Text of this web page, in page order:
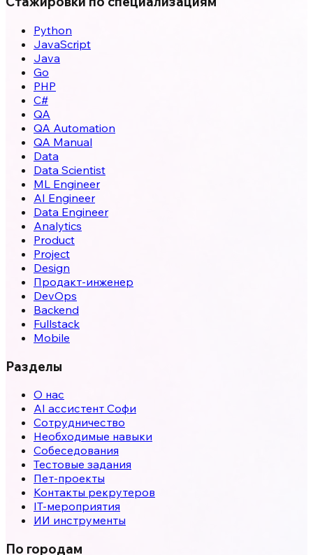
Python
JavaScript
Java
Go
PHP
C#
QA
QA Automation
QA Manual
Data
Data Scientist
ML Engineer
AI Engineer
Data Engineer
Analytics
Product
Project
Design
Продакт-инженер
DevOps
Backend
Fullstack
Mobile
Разделы
О нас
AI ассистент Софи
Сотрудничество
Необходимые навыки
Собеседования
Тестовые задания
Пет-проекты
Контакты рекрутеров
IT-мероприятия
ИИ инструменты
По городам